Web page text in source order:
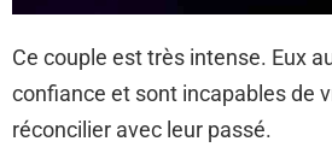
Ce couple est très intense. Eux
confiance et sont incapables de
réconcilier avec leur passé.